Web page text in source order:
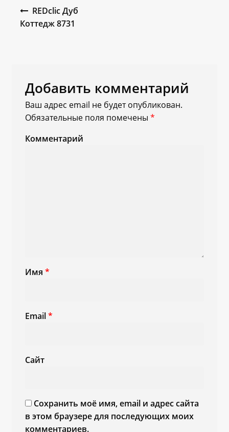
Навигация по записям
REDclic Дуб
Коттедж 8731
Добавить комментарий
Ваш адрес email не будет опубликован.
Обязательные поля помечены *
Комментарий
Имя *
Email*
Сайт
Сохранить моё имя, email и адрес сайта
в этом браузере для последующих моих
комментариев.